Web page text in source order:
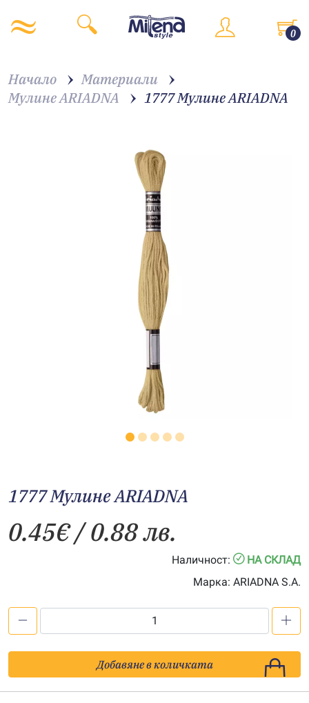
0
Начало
Материали
Мулине ARIADNA
1777 Мулине АRIADNA
1777 Мулине АRIADNA
0.45€/ 0.88 лв.
Наличност:
НА СКЛАД
Марка: ARIADNA S.A.
Мулине
АRIADNA
Добавяне в количката